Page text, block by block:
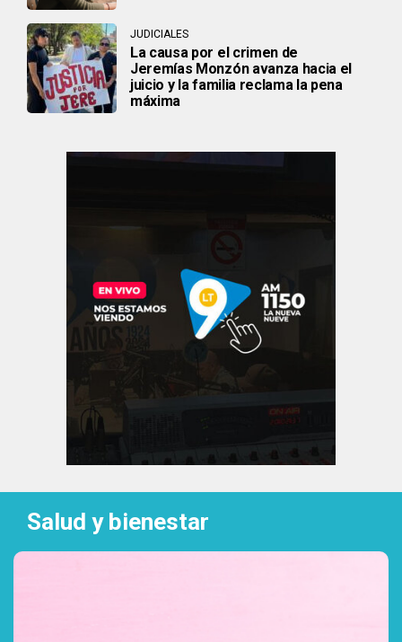
JUDICIALES
La causa por el crimen de
Jeremías Monzón avanza hacia el
juicio y la familia reclama la pena
máxima
Salud y bienestar